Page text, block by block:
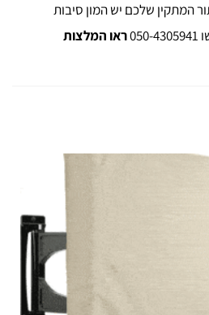
המתקין שלכם יש המון סיבות
ראו המלצות